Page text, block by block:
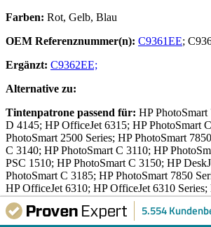
Farben: Rot, Gelb, Blau
OEM Referenznummer(n): C9361EE;
Ergänzt: C9362EE;
Alternative zu:
Tintenpatrone passend für: HP
D 4145; HP OfficeJet 6315; HP PhotoSmart
PhotoSmart 2500 Series; HP PhotoSmart
C 3140; HP PhotoSmart C 3110; HP
PSC 1510; HP PhotoSmart C 3150; HP
PhotoSmart C 3185; HP PhotoSmart 7850
HP OfficeJet 6310; HP OfficeJet 6310 Series;
HP OfficeJet 6304; HP PhotoSmart C 3190;
PhotoSmart C 4100; HP PSC 1500 Series;
5.554